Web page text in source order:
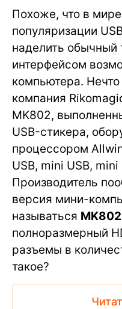
Похоже, что в
популяризации
наделить обычный
интерфейсом
компьютера.
компания
MK802,
USB-стикера,
процессором
USB, mini USB,
Производитель
версия мини-
называться
полноразмерный
разъемы в
такое?